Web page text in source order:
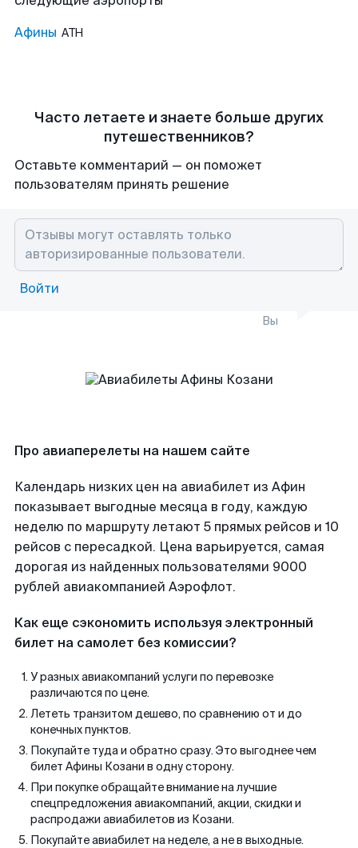
Афины ATH
Часто летаете и знаете больше других
путешественников?
Оставьте комментарий — он поможет
пользователям принять решение
Войти
Вы
Про авиаперелеты на нашем сайте
Календарь низких цен на авиабилет из Афин
показывает выгодные месяца в году, каждую
неделю по маршруту летают 5 прямых рейсов и 10
рейсов с пересадкой. Цена варьируется, самая
дорогая из найденных пользователями 9000
рублей авиакомпанией Аэрофлот.
Как еще сэкономить используя электронный
билет на самолет без комиссии?
У разных авиакомпаний услуги по перевозке
различаются по цене.
Лететь транзитом дешево, по сравнению от и до
конечных пунктов.
Покупайте туда и обратно сразу. Это выгоднее чем
билет Афины Козани в одну сторону.
При покупке обращайте внимание на лучшие
спецпредложения авиакомпаний, акции, скидки и
распродажи авиабилетов из Козани.
Покупайте авиабилет на неделе, а не в выходные.